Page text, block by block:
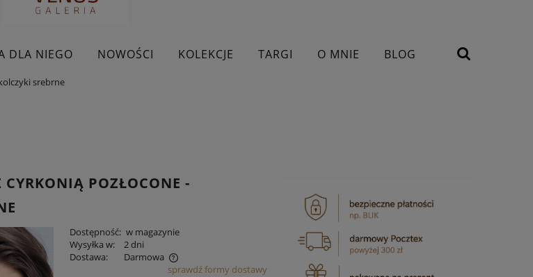
DLA NIEGO NOWOŚCI KOLEKCJE TARGI O MNIE BLOG
KONTAKT
srebrne
CYRKONIĄ POZŁOCONE -
Dostępność: w magazynie
Wysyłka w:
2 dni
Dostawa:
Darmowa
sprawdź formy dostawy